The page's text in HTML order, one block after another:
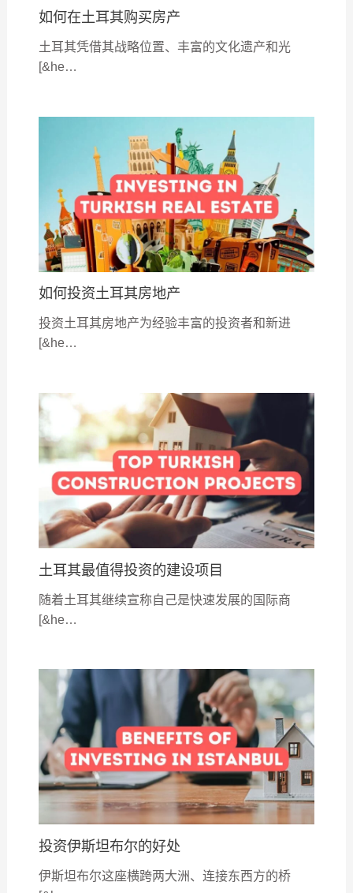
如何在土耳其购买房产
土耳其凭借其战略位置、丰富的文化遗产和光
[&he…
如何投资土耳其房地产
投资土耳其房地产为经验丰富的投资者和新进
[&he…
土耳其最值得投资的建设项目
随着土耳其继续宣称自己是快速发展的国际商
[&he…
投资伊斯坦布尔的好处
伊斯坦布尔这座横跨两大洲、连接东西方的桥